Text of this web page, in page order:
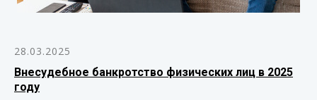
28.03.2025
Внесудебное банкротство физических лиц в 2025
году